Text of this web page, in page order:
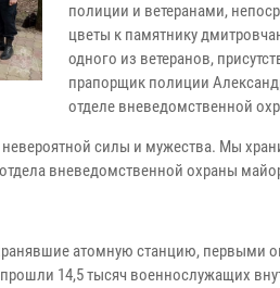
полиции и ветеранами,
цветы к памятнику
одного из ветеранов,
прапорщик полиции
отделе вневедомственной
силы и мужества. Мы
вневедомственной охраны
атомную станцию, первыми
14,5 тысяч военнослужащих